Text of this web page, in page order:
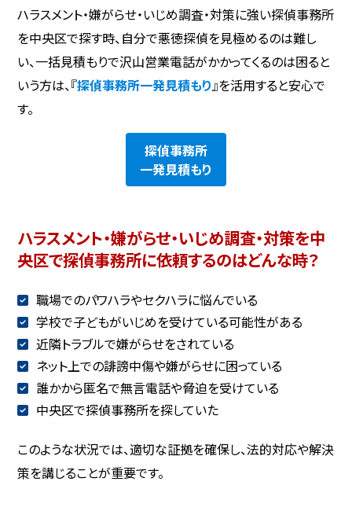
ハラスメント・嫌がらせ・いじめ調査・対策に強い探偵事務所
を中央区で探す時、自分で悪徳探偵を見極めるのは難し
い、一括見積もりで沢山営業電話がかかってくるのは困ると
いう方は、『探偵事務所一発見積もり 』を活用すると安心で
す。
探偵事務所
一発見積もり
ハラスメント・嫌がらせ・いじめ調査・対策を中
央区で探偵事務所に依頼するのはどんな時？
職場でのパワハラやセクハラに悩んでいる
学校で子どもがいじめを受けている可能性がある
近隣トラブルで嫌がらせをされている
ネット上での誹謗中傷や嫌がらせに困っている
誰かから匿名で無言電話や脅迫を受けている
中央区で探偵事務所を探していた
このような状況では、適切な証拠を確保し、法的対応や解決
策を講じることが重要です。